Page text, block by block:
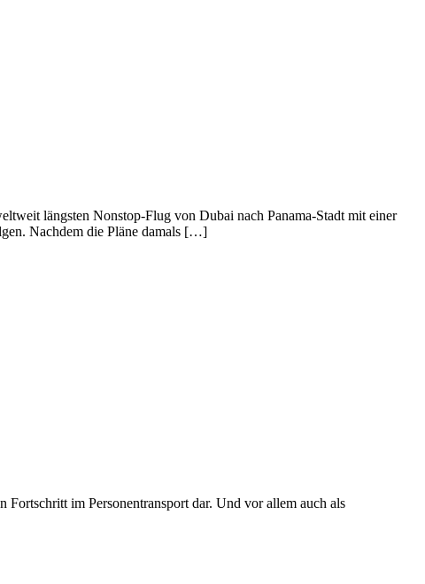
längsten Nonstop-Flug von Dubai nach Panama-Stadt mit einer
Nachdem die Pläne damals […]
im Personentransport dar. Und vor allem auch als